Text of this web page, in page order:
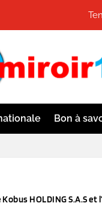
Bon à
Kobus HOLDING S.A.S